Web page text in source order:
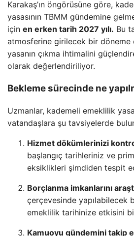
Karakaş’ın öngörüsüne göre,
yasasının TBMM gündemine
için en erken tarih 2027 yılı. Bu
atmosferine girilecek bir döneme
yasanın çıkma ihtimalini
olarak değerlendiriliyor.
Bekleme sürecinde ne
Uzmanlar, kademeli emeklilik
vatandaşlara şu tavsiyelerde
Hizmet dökümlerinizi
başlangıç tarihleriniz ve
eksiklikleri şimdiden tespit
Borçlanma imkanlarını
çerçevesinde yapılabilecek
emeklilik tarihinize etkisini
Kamuoyu gündemini takip